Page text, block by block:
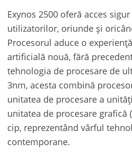
Exynos 2500 oferă acces
utilizatorilor, oriunde și
Procesorul aduce o
artificială nouă, fără
tehnologia de procesare de
3nm, acesta combină
unitatea de procesare a
unitatea de procesare grafică
cip, reprezentând vârful
contemporane.